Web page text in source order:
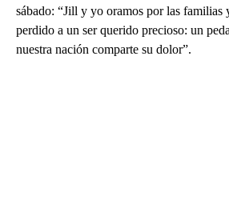
sábado: “Jill y yo oramos por las familias
perdido a un ser querido precioso: un
nuestra nación comparte su dolor”.